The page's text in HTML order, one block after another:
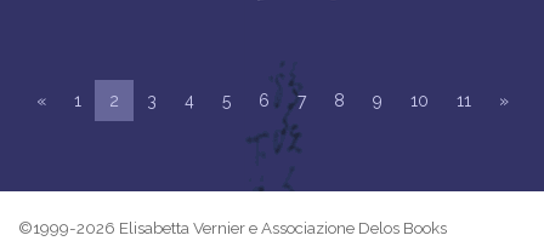
« 1 2 3 4 5 6 7 8 9 10 11 »
©1999-2026 Elisabetta Vernier e Associazione Delos Books